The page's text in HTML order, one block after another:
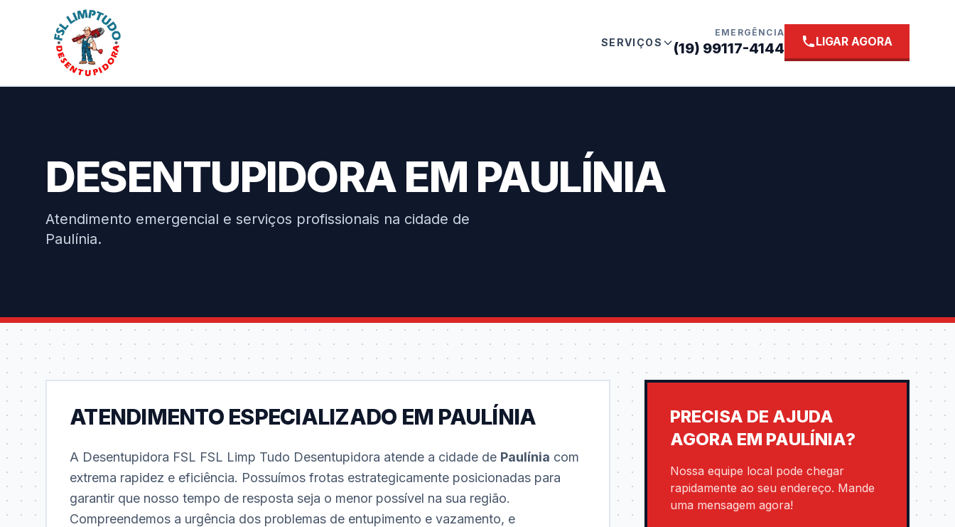
SERVIÇOS
EMERGÊNCIA
(19) 99117-4144 LIGAR AGORA
DESENTUPIDORA EM PAULÍNIA
Atendimento emergencial e serviços profissionais na cidade de
Paulínia.
ATENDIMENTO ESPECIALIZADO EM PAULÍNIA
A Desentupidora FSL FSL Limp Tudo Desentupidora atende a cidade de Paulínia com
extrema rapidez e eficiência. Possuímos frotas estrategicamente posicionadas para
garantir que nosso tempo de resposta seja o menor possível na sua região.
Compreendemos a urgência dos problemas de entupimento e vazamento, e
PRECISA DE AJUDA
AGORA EM PAULÍNIA?
Nossa equipe local pode chegar
rapidamente ao seu endereço. Mande
uma mensagem agora!